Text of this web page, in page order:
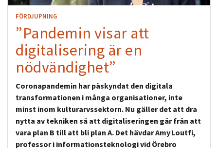
FÖRDJUPNING
”Pandemin visar att
digitalisering är en
nödvändighet”
Coronapandemin har påskyndat den digitala
transformationen i många organisationer, inte
minst inom kulturarvssektorn. Nu gäller det att dra
nytta av tekniken så att digitaliseringen går från att
vara plan B till att bli plan A. Det hävdar Amy Loutfi,
professor i informationsteknologi vid Örebro